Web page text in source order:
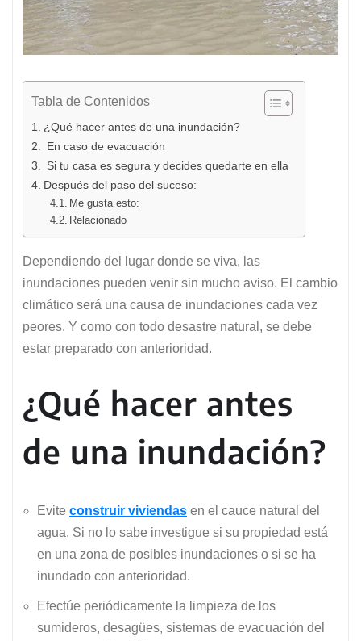
Tabla de Contenidos
¿Qué hacer antes de una inundación?
En caso de evacuación
Si tu casa es segura y decides quedarte en ella
Después del paso del suceso:
Me gusta esto:
Relacionado
Dependiendo del lugar donde se viva, las
inundaciones pueden venir sin mucho aviso. El cambio
climático será una causa de inundaciones cada vez
peores. Y como con todo desastre natural, se debe
estar preparado con anterioridad.
¿Qué hacer antes
de una inundación?
Evite construir viviendas en el cauce natural del
agua. Si no lo sabe investigue si su propiedad está
en una zona de posibles inundaciones o si se ha
inundado con anterioridad.
Efectúe periódicamente la limpieza de los
sumideros, desagües, sistemas de evacuación del